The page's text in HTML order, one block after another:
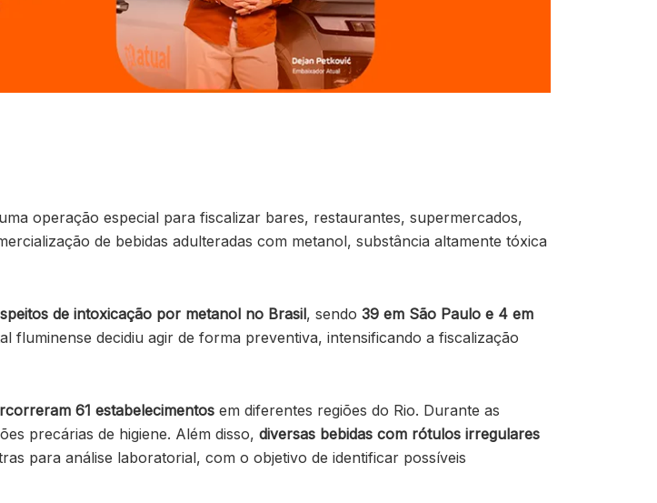
operação especial para fiscalizar bares, restaurantes, supermercados,
de bebidas adulteradas com metanol, substância altamente tóxica
de intoxicação por metanol no Brasil, sendo 39 em São Paulo e 4 em
fluminense decidiu agir de forma preventiva, intensificando a fiscalização
61 estabelecimentos em diferentes regiões do Rio. Durante as
precárias de higiene. Além disso, diversas bebidas com rótulos irregulares
para análise laboratorial, com o objetivo de identificar possíveis